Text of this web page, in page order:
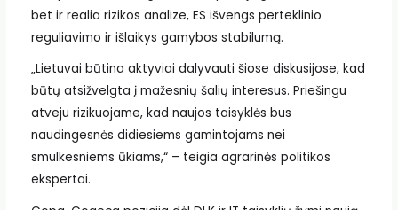
bet ir realia rizikos analize, ES išvengs perteklinio
reguliavimo ir išlaikys gamybos stabilumą.
„Lietuvai būtina aktyviai dalyvauti šiose diskusijose, kad
būtų atsižvelgta į mažesnių šalių interesus. Priešingu
atveju rizikuojame, kad naujos taisyklės bus
naudingesnės didiesiems gamintojams nei
smulkesniems ūkiams,“ – teigia agrarinės politikos
ekspertai.